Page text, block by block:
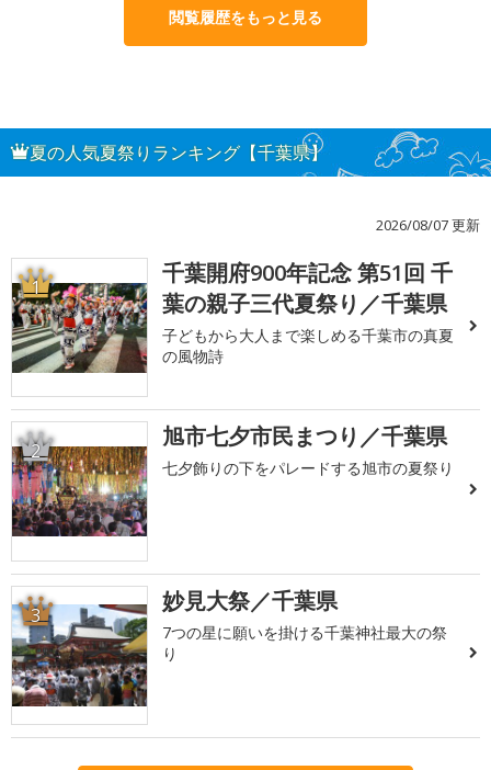
閲覧履歴をもっと見る
夏の人気夏祭りランキング【千葉県】
2026/08/07 更新
1
千葉開府900年記念 第51回 千
葉の親子三代夏祭り／千葉県
子どもから大人まで楽しめる千葉市の真夏
の風物詩
2 旭市七夕市民まつり／千葉県
七夕飾りの下をパレードする旭市の夏祭り
3 妙見大祭／千葉県
7つの星に願いを掛ける千葉神社最大の祭
り